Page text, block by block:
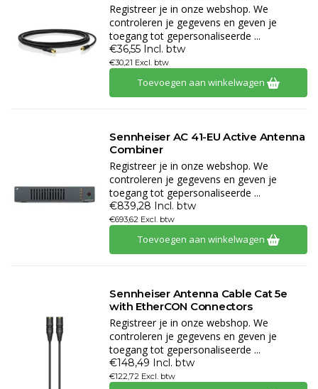
Registreer je in onze webshop. We
controleren je gegevens en geven je
toegang tot gepersonaliseerde ...
€36,55 Incl. btw
€30,21 Excl. btw
Toevoegen aan winkelwagen
Sennheiser AC 41-EU Active Antenna
Combiner
Registreer je in onze webshop. We
controleren je gegevens en geven je
toegang tot gepersonaliseerde ...
€839,28 Incl. btw
€693,62 Excl. btw
Toevoegen aan winkelwagen
Sennheiser Antenna Cable Cat 5e
with EtherCON Connectors
Registreer je in onze webshop. We
controleren je gegevens en geven je
toegang tot gepersonaliseerde ...
€148,49 Incl. btw
€122,72 Excl. btw